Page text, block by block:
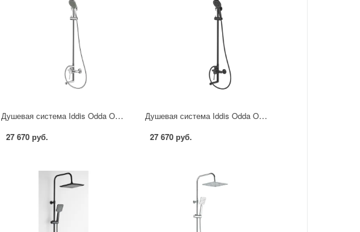
Душевая система Iddis Odda ODDSB5Fi06 со смесителем 5 режимов цвет хром
27 670 руб.
Душевая система Iddis Odda ODDBL5Fi06 со смесителем 5 режимов цвет черный матовый
27 670 руб.